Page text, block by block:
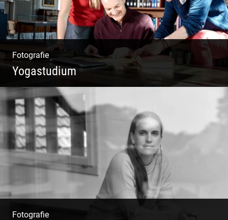
Fotografie
Yogastudium
Philosophie | Asana | Yogapraxis
Fotografie